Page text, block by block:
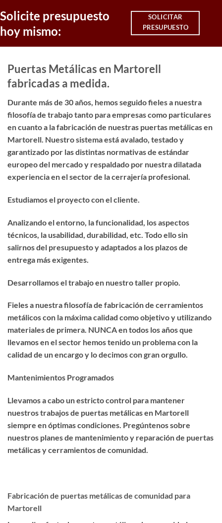
Solicite presupuesto
hoy mismo:
SOLICITAR
PRESUPUESTO
Puertas Metálicas en Martorell
fabricadas a medida.
Durante más de 30 años, hemos seguido fieles a nuestra
filosofía de trabajo tanto para empresas como particulares
en cuanto a la fabricación de nuestras puertas metálicas en
Martorell. Nuestro sistema está avalado, testado y
garantizado por las distintas normativas de estándar
europeo del mercado y respaldado por nuestra dilatada
experiencia en el sector de la cerrajería profesional.
Estudiamos el proyecto con el cliente.
Analizando el entorno, la funcionalidad, los aspectos
técnicos, la usabilidad, durabilidad, etc. Todo ello sin
salirnos del presupuesto y adaptados a los plazos de
entrega más exigentes.
Desarrollamos el trabajo en nuestro taller propio.
Fieles a nuestra filosofía de fabricación de cerramientos
metálicos con la máxima calidad como objetivo y utilizando
materiales de primera. NUNCA en todos los años que
llevamos en el sector hemos tenido un problema con la
calidad de un encargo y lo decimos con gran orgullo.
Mantenimientos Programados
Llevamos a cabo un estricto control para mantener
nuestros trabajos de puertas metálicas en Martorell
siempre en óptimas condiciones. Pregúntenos sobre
nuestros planes de mantenimiento y reparación de puertas
metálicas y cerramientos de comunidad.
Fabricación de puertas metálicas de comunidad para
Martorell